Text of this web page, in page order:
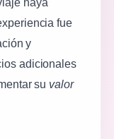
haya
fue
y
adicionales
su valor